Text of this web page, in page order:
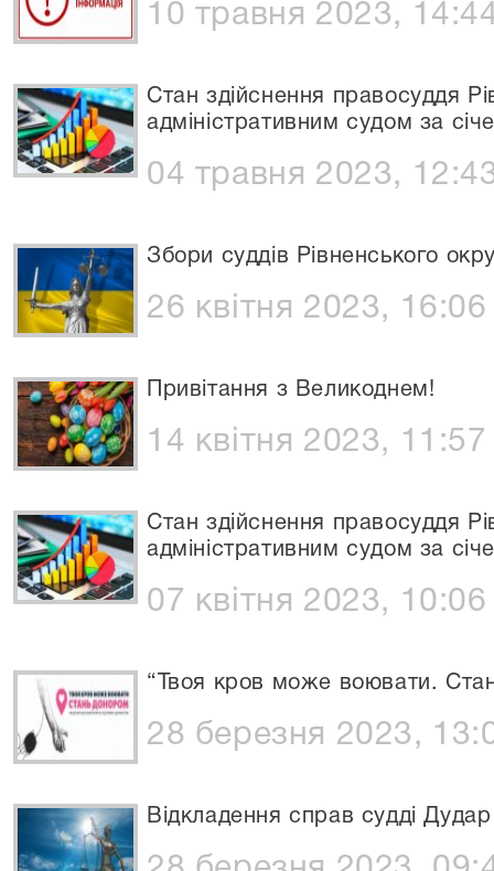
10 травня 2023,
Стан здійснення правосуддя
адміністративним судом за
04 травня 2023,
Збори суддів Рівненського
26 квітня 2023, 16:06
Привітання з Великоднем!
14 квітня 2023, 11:57
Стан здійснення правосуддя
адміністративним судом за
07 квітня 2023, 10:06
“Твоя кров може воювати.
28 березня 2023,
Відкладення справ судді